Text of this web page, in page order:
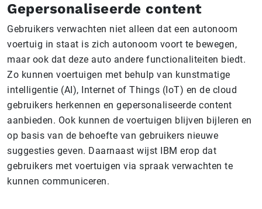
Gepersonaliseerde content
Gebruikers verwachten niet alleen dat een autonoom
voertuig in staat is zich autonoom voort te bewegen,
maar ook dat deze auto andere functionaliteiten biedt.
Zo kunnen voertuigen met behulp van kunstmatige
intelligentie (AI), Internet of Things (IoT) en de cloud
gebruikers herkennen en gepersonaliseerde content
aanbieden. Ook kunnen de voertuigen blijven bijleren en
op basis van de behoefte van gebruikers nieuwe
suggesties geven. Daarnaast wijst IBM erop dat
gebruikers met voertuigen via spraak verwachten te
kunnen communiceren.